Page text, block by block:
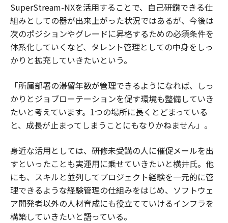
SuperStream-NXを活用することで、自己研鑽できる仕
組みとしての器が出来上がった状況ではあるが、今後は
次のポジションやグレードに昇格するための必須条件を
体系化していくなど、タレント管理としての中身をしっ
かりと拡充していきたいという。
「所属部署の滞留年数が管理できるようになれば、しっ
かりとジョブローテーションを促す環境も整備していき
たいと考えています。1つの場所に長くとどまっている
と、成長が止まってしまうことにもなりかねません」。
身近な活用としては、研修未受講の人に催促メールを出
すといったことも実運用に乗せていきたいと横井氏。他
にも、スキルと並列してプロジェクト経験を一元的に管
理できるような経験管理の仕組みをはじめ、ソフトウェ
ア開発者以外の人材育成にも役立てていけるインフラを
構築していきたいと語っている。